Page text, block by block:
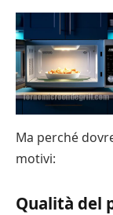
Ma perché
motivi:
Qualità del